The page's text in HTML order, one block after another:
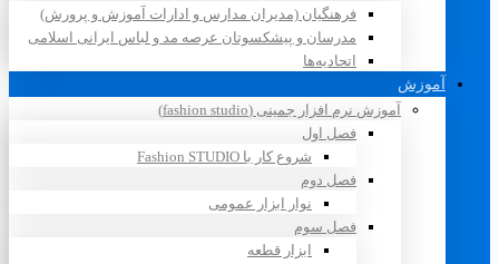
فرهنگیان (مدیران مدارس و ادارات آموزش و پرورش)
مدرسان و پیشکسوتان عرصه مد و لباس ایرانی اسلامی
اتحادیه‌ها
آموزش
آموزش نرم افزار جمینی (fashion studio)
فصل اول
شروع کار با Fashion STUDIO
فصل دوم
نوار ابزار عمومی
فصل سوم
ابزار قطعه